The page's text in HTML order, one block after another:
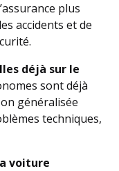
plus
accidents et de
déjà sur le
sont déjà
généralisée
techniques,
voiture